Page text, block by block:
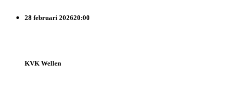
28 februari 202620:00
KVK Wellen